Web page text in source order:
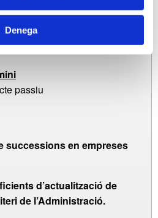
Denega
tributària
passiu
successions en empreses
d’actualització de
de l’Administració.